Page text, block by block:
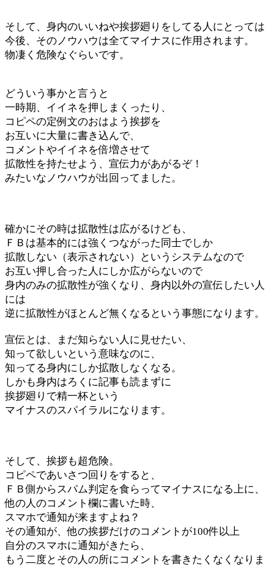
そして、身内のいいねや挨拶廻りをしてる人にとっては
今後、そのノウハウは全てマイナスに作用されます。
物凄く危険なぐらいです。
どういう事かと言うと
一時期、イイネを押しまくったり、
コピペの定例文のおはよう挨拶を
お互いに大量に書き込んで、
コメントやイイネを倍増させて
拡散性を持たせよう、宣伝力があがるぞ！
みたいなノウハウが出回ってました。
確かにその時は拡散性は広がるけども、
ＦＢは基本的には強くつながった同士でしか
拡散しない（表示されない）というシステムなので
お互い押し合った人にしか広がらないので
身内のみの拡散性が強くなり、身内以外の宣伝したい人
には
逆に拡散性がほとんど無くなるという事態になります。
宣伝とは、まだ知らない人に見せたい、
知って欲しいという意味なのに、
知ってる身内にしか拡散しなくなる。
しかも身内はろくに記事も読まずに
挨拶廻りで精一杯という
マイナスのスパイラルになります。
そして、挨拶も超危険。
コピペであいさつ回りをすると、
ＦＢ側からスパム判定を食らってマイナスになる上に、
他の人のコメント欄に書いた時、
スマホで通知が来ますよね？
その通知が、他の挨拶だけのコメントが100件以上
自分のスマホに通知がきたら、
もう二度とその人の所にコメントを書きたくなくなりま